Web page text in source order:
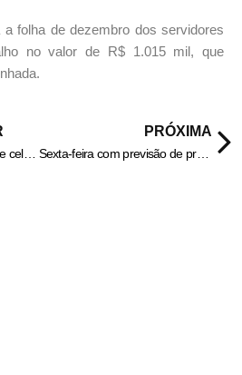
folha de dezembro dos servidores
no valor de R$ 1.015 mil, que
Grupo de Trabalho garante celeridade na criação do complexo que vai gerar 30 mil empregos em Aparecida
PRÓXIMA
Sexta-feira com previsão de predomínio de sol em Goiás